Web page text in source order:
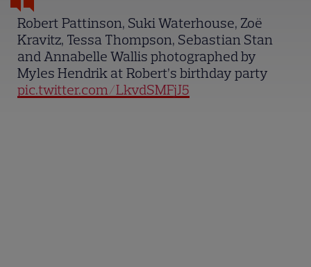
Robert Pattinson, Suki Waterhouse, Zoë
Kravitz, Tessa Thompson, Sebastian Stan
and Annabelle Wallis photographed by
Myles Hendrik at Robert’s birthday party
pic.twitter.com/LkvdSMFjJ5